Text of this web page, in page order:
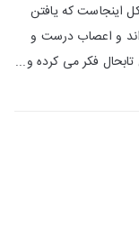
اینجاست که یافتن
اند و اعصاب درست و
فکر می کرده و...